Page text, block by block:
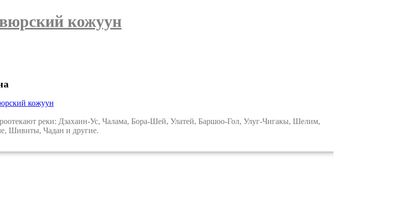
кожуун
кожуун
реки: Дзахаин-Ус, Чалама, Бора-Шей, Улатей, Баршоо-Гол, Улуг-Чигакы, Шелим,
Шивиты, Чадан и другие.